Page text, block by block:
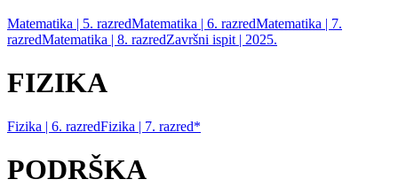
Matematika | 5. razredMatematika | 6. razredMatematika | 7.
razredMatematika | 8. razredZavršni ispit | 2025.
FIZIKA
Fizika | 6. razredFizika | 7. razred*
PODRŠKA